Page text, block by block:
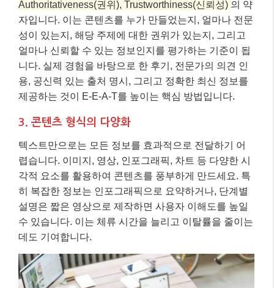
Authoritativeness(권위), Trustworthiness(신뢰성) 의 약
자입니다. 이는 콘텐츠를 누가 만들었는지, 얼마나 전문
성이 있는지, 해당 주제에 대한 권위가 있는지, 그리고
얼마나 신뢰할 수 있는 정보인지를 평가하는 기준이 됩
니다. 실제 경험을 바탕으로 한 후기, 전문가의 의견 인
용, 공신력 있는 출처 명시, 그리고 정확한 최신 정보를
제공하는 것이 E-E-A-T를 높이는 핵심 방법입니다.
3. 콘텐츠 형식의 다양화
텍스트만으로는 모든 정보를 효과적으로 전달하기 어
렵습니다. 이미지, 영상, 인포그래픽, 차트 등 다양한 시
각적 요소를 활용하여 콘텐츠를 풍부하게 만드세요. 특
히 복잡한 정보는 인포그래픽으로 요약하거나, 단계별
설명은 짧은 영상으로 제작하면 사용자 이해도를 높일
수 있습니다. 이는 체류 시간을 늘리고 이탈률을 줄이는
데도 기여합니다.